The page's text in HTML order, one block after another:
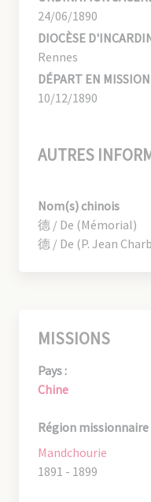
24/06/1890
DIOCÈSE
Rennes
DÉPART EN MISSION
10/12/1890
AUTRES
Nom(s) chinois
德 / De (Mémorial)
德 / De (P. Jean
MISSIONS
Pays :
Chine
Région missionnaire
Mandchourie
1891 - 1899